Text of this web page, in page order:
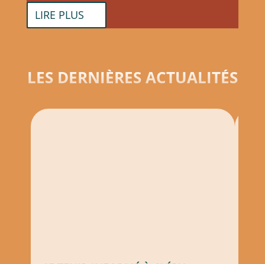
LIRE PLUS
LES DERNIÈRES ACTUALITÉS